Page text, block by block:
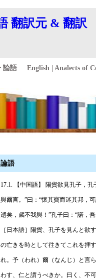
論語
17.1. 【中国語】 陽貨欲見孔子，
與爾言。”曰：“懷其寶而迷其邦，
逝矣，歲不我與！”孔子曰：“諾，
［日本語］陽貨、孔子を見んと欲
の亡きを時として往きてこれを拝
れ。予（われ）爾（なんじ）と言
わす、仁と謂うべきか。曰く、不